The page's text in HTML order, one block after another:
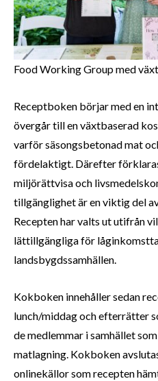
Food Working Group med
Receptboken börjar med en
övergår till en växtbaserad
varför säsongsbetonad mat
fördelaktigt. Därefter
miljörättvisa och
tillgänglighet är en viktig del
Recepten har valts ut utifrån
lättillgängliga för
landsbygdssamhällen.
Kokboken innehåller sedan
lunch/middag och efterrätter
de medlemmar i samhället
matlagning. Kokboken
onlinekällor som recepten